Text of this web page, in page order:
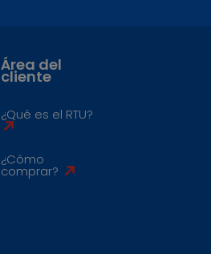
Área del
cliente
¿Qué es el RTU?
¿Cómo
comprar?